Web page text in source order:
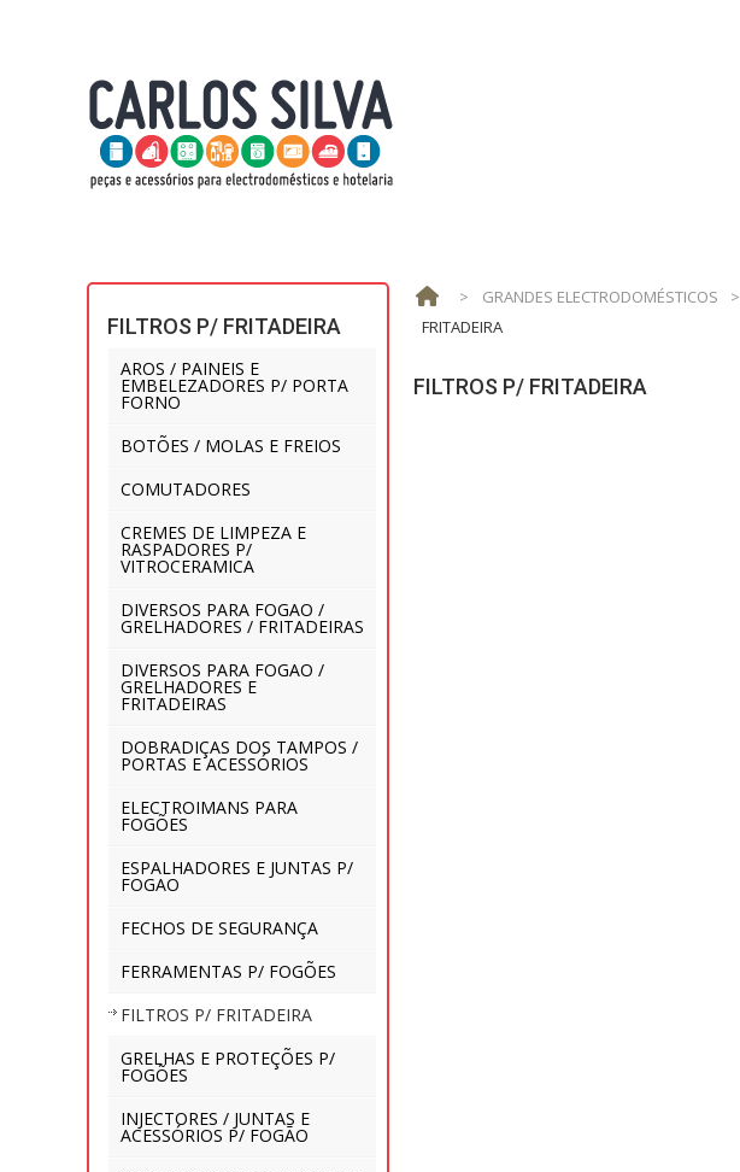
FILTROS P/ FRITADEIRA
AROS / PAINEIS E
EMBELEZADORES P/ PORTA
FORNO
BOTÕES / MOLAS E FREIOS
COMUTADORES
CREMES DE LIMPEZA E
RASPADORES P/
VITROCERAMICA
DIVERSOS PARA FOGAO /
GRELHADORES / FRITADEIRAS
DIVERSOS PARA FOGAO /
GRELHADORES E
FRITADEIRAS
DOBRADIÇAS DOS TAMPOS /
PORTAS E ACESSÓRIOS
ELECTROIMANS PARA
FOGÕES
ESPALHADORES E JUNTAS P/
FOGAO
FECHOS DE SEGURANÇA
FERRAMENTAS P/ FOGÕES
FILTROS P/ FRITADEIRA
GRELHAS E PROTEÇÕES P/
FOGÕES
INJECTORES / JUNTAS E
ACESSÓRIOS P/ FOGÃO
> GRANDES ELECTRODOMÉSTICOS >
FRITADEIRA
FILTROS P/ FRITADEIRA